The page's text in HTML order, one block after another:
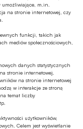
umożliwiające, m.in.
na stronie internetowej, czy
funkcji, takich jak
mediów społecznościowych,
danych statystycznych
stronie internetowej.
na stronie internetowej
w interakcje ze stroną
temat liczby
użytkowników,
Celem jest wyświetlanie
Ferie